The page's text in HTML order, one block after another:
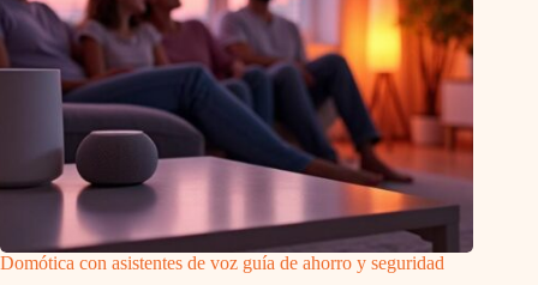
Domótica con asistentes de voz guía de ahorro y seguridad